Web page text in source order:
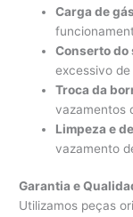
Carga de
Conserto do
excessivo de
Troca da
vazamentos
Limpeza e
vazamento
Garantia e
Utilizamos peças